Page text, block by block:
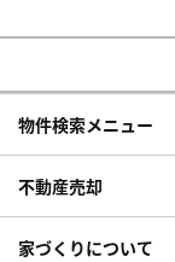
物件検索メニュー
不動産売却
家づくりについて